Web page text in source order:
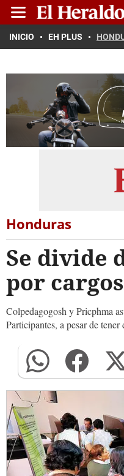
INICIO EH PLUS
Honduras
Se divide
por
Colpedagogosh y Pricphma
Participantes, a pesar de